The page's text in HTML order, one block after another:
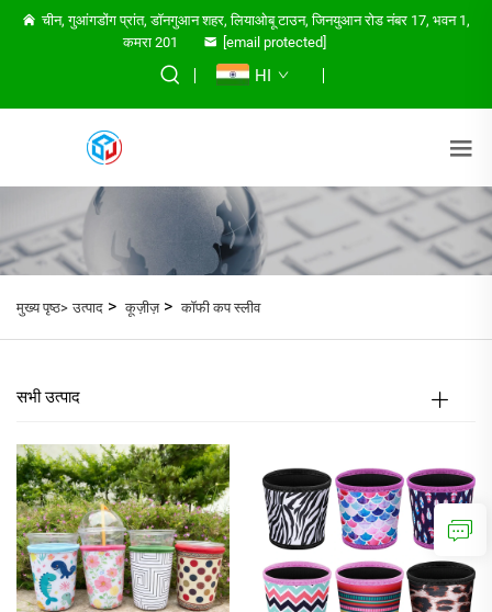
चीन, गुआंगडोंग प्रांत, डॉनगुआन शहर, लियाओबू टाउन, जिनयुआन रोड नंबर 17, भवन 1,
कमरा 201
[email protected]
HI
मुख्य पृष्ठ> उत्पाद >कूज़ीज़>कॉफी कप स्लीव
सभी उत्पाद